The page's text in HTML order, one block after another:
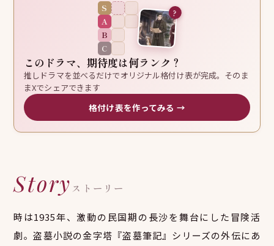
S
A
B
C
?
このドラマ、期待度は何ランク？
推しドラマを並べるだけでオリジナル格付け表が完成。そのま
まXでシェアできます
格付け表を作ってみる →
Story ストーリー
時は1935年、激動の民国期の長沙を舞台にした冒険活
劇。盗墓小説の金字塔『盗墓筆記』シリーズの外伝にあ